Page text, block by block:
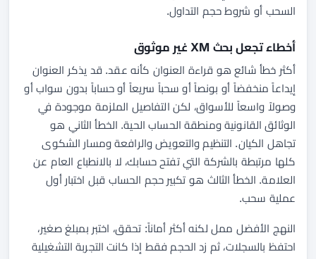
السحب أو شروط حجم التداول.
أخطاء تجعل بحث XM غير موثوق
أكثر خطأ شائع هو قراءة العنوان كأنه عقد. قد يذكر العنوان
إيداعاً منخفضاً أو بونصاً أو سحباً سريعاً أو حساباً بدون سواب أو
وصولاً واسعاً للأسواق، لكن التفاصيل الملزمة موجودة في
الوثائق القانونية ومنطقة الحساب الحية. الخطأ الثاني هو
تجاهل الكيان. التنظيم والتعويض والرافعة ومسار الشكوى
كلها مرتبطة بالشركة التي تفتح حسابك، لا بالانطباع العام عن
العلامة. الخطأ الثالث هو تكبير حجم الحساب قبل اختبار أول
عملية سحب.
النهج الأفضل ممل لكنه أكثر أماناً: تحقق، اختبر بمبلغ صغير،
احتفظ بالسجلات، ثم زد الحجم فقط إذا كانت التجربة التشغيلية